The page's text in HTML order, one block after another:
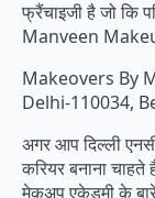
फ्रैंचाइजी है जो कि
Manveen
Makeovers By
Delhi-110034,
अगर आप दिल्ली
करियर बनाना
मेकअप एकेडमी के